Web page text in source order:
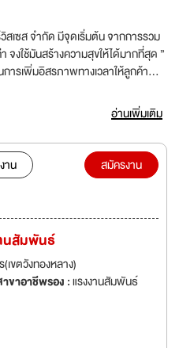
เริ่มต้น จากการรวม
จงใช้มันสร้างความสุขให้ได้มากที่สุด ”
การเพิ่มอิสรภาพทางเวลาให้ลูกค้า
งที่มีการบริการดีที่สุดในโลกเมืองหนึ่ง
นนกขนาดเล็กที่มีความคล่องตัว
ามสุข ก็เปรียบเหมือนการบริการของ
งความต้องการของลูกค้าได้อย่าง
ลูกค้าให้มีอิสรภาพทางเวลาที่มากขึ้น
องงานบริการ ด้วยประสบการณ์ที่
ยวชาญในงานบริการที่มีประสิทธิภาพ
ธรรม เพื่อให้ลูกค้าได้รับการบริการที่
ณภาพในงานบริการให้มีประสิทธิภาพ
พิ่มขึ้นอย่างต่อเนื่องผ่านการแนะนำจาก
ชื่อใจในการให้บริการ บริษัท นอร์ทติ้ง
อ่านเพิ่มเติม
น
สมัครงาน
นสัมพันธ์
เขตวังทองหลาง)
ขาอาชีพรอง :แรงงานสัมพันธ์